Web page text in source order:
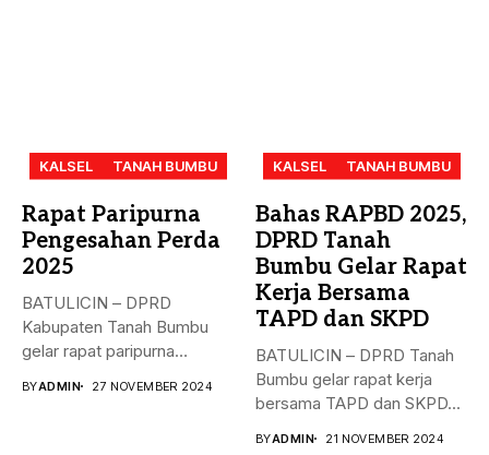
KALSEL TANAH BUMBU
Rapat Paripurna
Pengesahan Perda
2025
BATULICIN – DPRD
Kabupaten Tanah Bumbu
gelar rapat paripurna
BYADMIN 27 NOVEMBER 2024
KALSEL TANAH BUMBU
Bahas RAPBD 2025,
DPRD Tanah
Bumbu Gelar Rapat
Kerja Bersama
TAPD dan SKPD
BATULICIN – DPRD Tanah
Bumbu gelar rapat kerja
bersama TAPD dan SKPD...
BYADMIN 21 NOVEMBER 2024